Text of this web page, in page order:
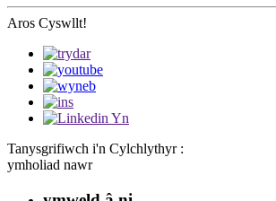
Aros Cyswllt!
Tanysgrifiwch i'n Cylchlythyr :
ymholiad nawr